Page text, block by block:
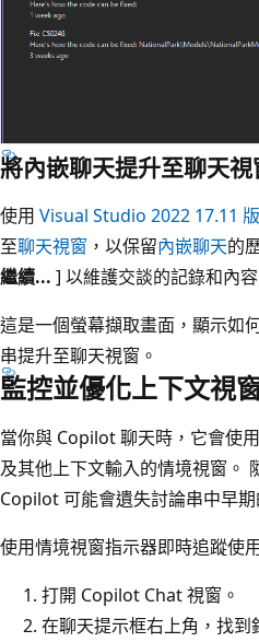
將內嵌聊天提升至聊天視
使用 Visual Studio 2022 17.11 版
至聊天視窗 ，以保留內嵌聊天的
繼續... ] 以維護交談的記錄和內
這是一個螢幕擷取畫面，顯示如
串提升至聊天視窗。
監控並優化上下文視
當你與 Copilot 聊天時，它會使
及其他上下文輸入的情境視窗。
Copilot 可能會遺失討論串中早期
使用情境視窗指示器即時追蹤使
打開 Copilot Chat 視窗。
在聊天提示框右上角，找到